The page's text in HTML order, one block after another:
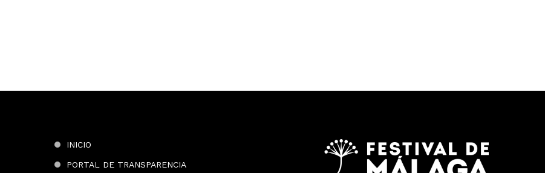
INICIO
PORTAL DE TRANSPARENCIA